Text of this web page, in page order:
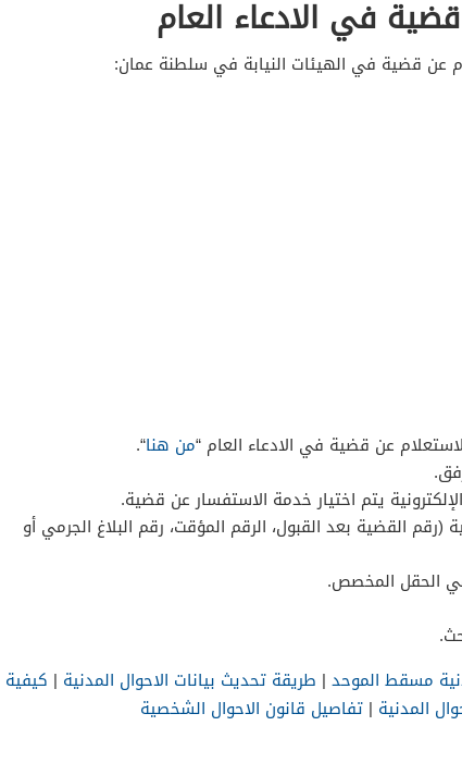
في الادعاء العام
عن قضية في الهيئات النيابة في سلطنة عمان:
عن قضية في الادعاء العام “من هنا“.
يتم اختيار خدمة الاستفسار عن قضية.
(رقم القضية بعد القبول، الرقم المؤقت، رقم البلاغ الجرمي أو
الحقل المخصص.
مسقط الموحد | طريقة تحديث بيانات الاحوال المدنية | كيفية
المدنية | تفاصيل قانون الاحوال الشخصية